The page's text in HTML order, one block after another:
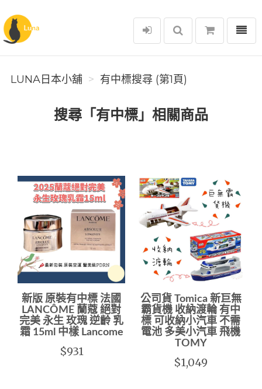
Luna日本小舖
選單
LUNA日本小舖 有中標搜尋 (第1頁)
搜尋「有中標」相關商品
新版 原裝有中標 法國
LANCÔME 蘭蔻 絕對
完美 永生 玫瑰 逆齡 乳
霜 15ml 中樣 Lancome
$931
公司貨 Tomica 新巨無
霸貨機 收納渡輪 有中
標 可收納小汽車 不需
電池 多美小汽車 飛機
TOMY
$1,049